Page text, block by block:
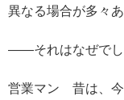
異なる場合が多々あ
——それはなぜでし
営業マン 昔は、今